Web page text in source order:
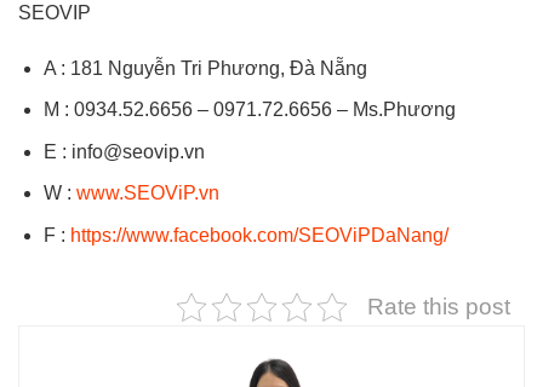
SEOVIP
A : 181 Nguyễn Tri Phương, Đà Nẵng
M : 0934.52.6656 – 0971.72.6656 – Ms.Phương
E : info@seovip.vn
W : www.SEOViP.vn
F : https://www.facebook.com/SEOViPDaNang/
Rate this post